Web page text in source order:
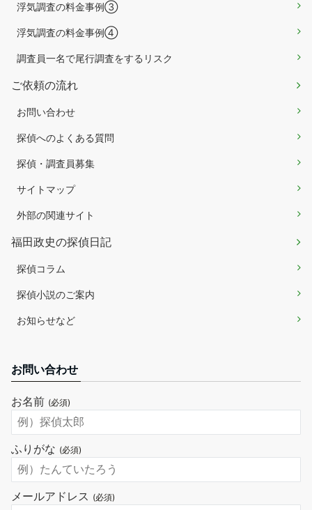
浮気調査の料金事例③
浮気調査の料金事例④
調査員一名で尾行調査をするリスク
ご依頼の流れ
お問い合わせ
探偵へのよくある質問
探偵・調査員募集
サイトマップ
外部の関連サイト
福田政史の探偵日記
探偵コラム
探偵小説のご案内
お知らせなど
お問い合わせ
お名前 (必須)
ふりがな (必須)
メールアドレス (必須)